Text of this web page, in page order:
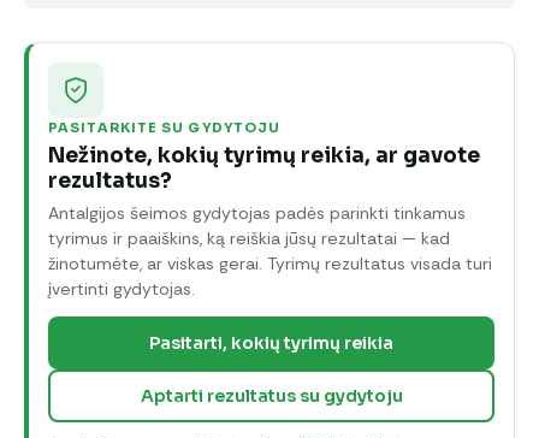
PASITARKITE SU GYDYTOJU
Nežinote, kokių tyrimų reikia, ar gavote
rezultatus?
Antalgijos šeimos gydytojas padės parinkti tinkamus
tyrimus ir paaiškins, ką reiškia jūsų rezultatai — kad
žinotumėte, ar viskas gerai. Tyrimų rezultatus visada turi
įvertinti gydytojas.
Pasitarti, kokių tyrimų reikia
Aptarti rezultatus su gydytoju